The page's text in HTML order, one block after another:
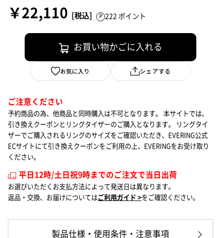
￥22,110 222 ポイント
お買い物かごに入れる
お気に入り シェアする
ご注意ください
予約商品の為、他商品と同時購入は不可となります。
本サイトでは、
引き換えクーポンとリングタイザーのご購入となります。
リングタイ
ザーでご購入されるリングのサイズをご確認いただき、EVERING公式
ECサイトにて引き換えクーポンをご利用の上、EVERINGをお受け取り
ください。
平日12時/土日祝9時までのご注文で当日出荷
お選びいただくお支払方法によって発送日は異なります。
返品・交換、お届けについてはご利用ガイド >をご確認ください。
製品仕様・使用条件・注意事項